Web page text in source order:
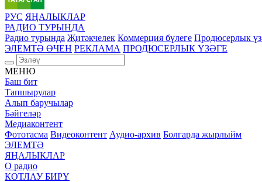
РУС ЯҢАЛЫКЛАР
РАДИО ТУРЫНДА
Радио турында Җитәкчелек Коммерция бүлеге Продюсерлык
ЭЛЕМТӘ ӨЧЕН РЕКЛАМА ПРОДЮСЕРЛЫК ҮЗӘГЕ
МЕНЮ
Баш бит
Тапшырулар
Алып баручылар
Бәйгеләр
Медиаконтент
Фототасма Видеоконтент Аудио-архив Болгарда жырлыйм
ЭЛЕМТӘ
ЯҢАЛЫКЛАР
О радио
КОТЛАУ БИРҮ